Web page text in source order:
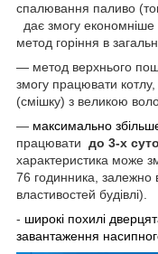
спалювання паливо
дає змогу
метод горіння в
— метод верхнього
змогу працювати
(смішку) з великою
― максимально
працювати до 3-х
характеристика може
76 годинника, залежно
властивостей будівлі).
- широкі похилі
завантаження